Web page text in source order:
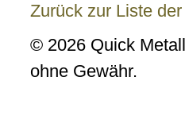
Zurück zur Liste
© 2026 Quick
ohne Gewähr.